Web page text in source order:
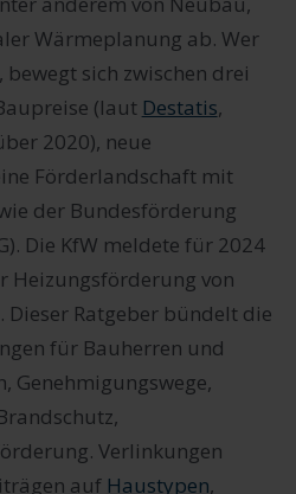
Wärmeplanung ab. Wer
sich zwischen drei
(laut Destatis,
2020), neue
Förderlandschaft mit
der Bundesförderung
Die KfW meldete für 2024
Heizungsförderung von
Dieser Ratgeber bündelt die
für Bauherren und
Genehmigungswege,
Verlinkungen
auf Haustypen,